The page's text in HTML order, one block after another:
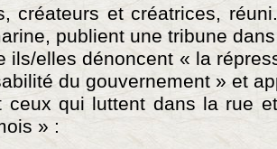
créateurs et créatrices,
publient une tribune
ils/elles dénoncent « la
du gouvernement » et
ceux qui luttent dans la rue
» :